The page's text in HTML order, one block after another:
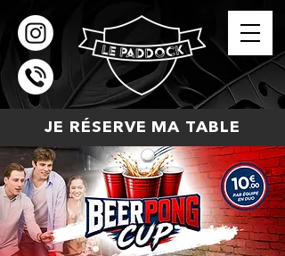
JE RÉSERVE MA TABLE